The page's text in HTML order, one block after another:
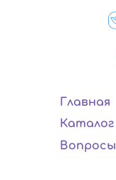
Главная
Каталог
Вопросы